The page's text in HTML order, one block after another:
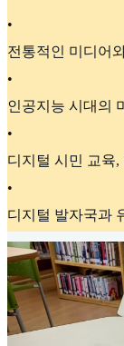
•
전통적인 미디어
•
인공지능 시대의
•
디지털 시민 교육
•
디지털 발자국과